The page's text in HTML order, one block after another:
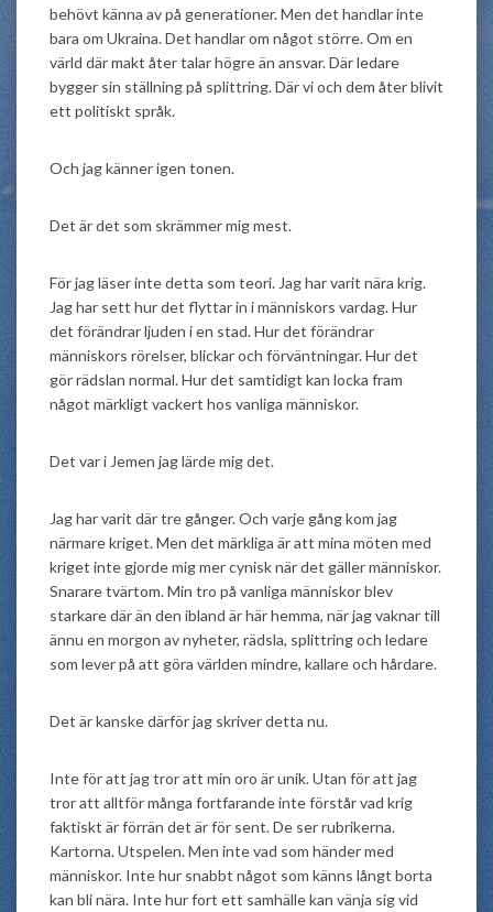
behövt känna av på generationer. Men det handlar inte
bara om Ukraina. Det handlar om något större. Om en
värld där makt åter talar högre än ansvar. Där ledare
bygger sin ställning på splittring. Där vi och dem åter blivit
ett politiskt språk.
Och jag känner igen tonen.
Det är det som skrämmer mig mest.
För jag läser inte detta som teori. Jag har varit nära krig.
Jag har sett hur det flyttar in i människors vardag. Hur
det förändrar ljuden i en stad. Hur det förändrar
människors rörelser, blickar och förväntningar. Hur det
gör rädslan normal. Hur det samtidigt kan locka fram
något märkligt vackert hos vanliga människor.
Det var i Jemen jag lärde mig det.
Jag har varit där tre gånger. Och varje gång kom jag
närmare kriget. Men det märkliga är att mina möten med
kriget inte gjorde mig mer cynisk när det gäller människor.
Snarare tvärtom. Min tro på vanliga människor blev
starkare där än den ibland är här hemma, när jag vaknar till
ännu en morgon av nyheter, rädsla, splittring och ledare
som lever på att göra världen mindre, kallare och hårdare.
Det är kanske därför jag skriver detta nu.
Inte för att jag tror att min oro är unik. Utan för att jag
tror att alltför många fortfarande inte förstår vad krig
faktiskt är förrän det är för sent. De ser rubrikerna.
Kartorna. Utspelen. Men inte vad som händer med
människor. Inte hur snabbt något som känns långt borta
kan bli nära. Inte hur fort ett samhälle kan vänja sig vid